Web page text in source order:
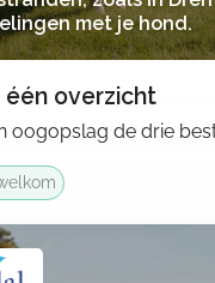
met je hond.
één overzicht
oogopslag de drie